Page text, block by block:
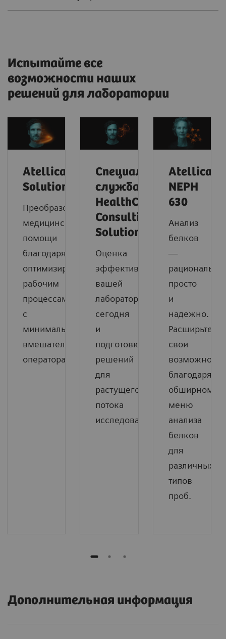
Испытайте все
возможности наших
решений для лаборатории
Atellica
Solution
Преобразование
медицинской
помощи
благодаря
оптимизированным
рабочим
процессам
с
минимальным
вмешательством
оператора.
Специальная
служба
HealthCare
Consulting
Solution
Оценка
эффективности
вашей
лаборатории
сегодня
и
подготовка
решений
для
растущего
потока
исследований.
Atellica
NEPH
630
Анализ
белков
—
рационально,
просто
и
надежно.
Расширьте
свои
возможности
благодаря
обширному
меню
анализа
белков
для
различных
типов
проб.
Дополнительная информация